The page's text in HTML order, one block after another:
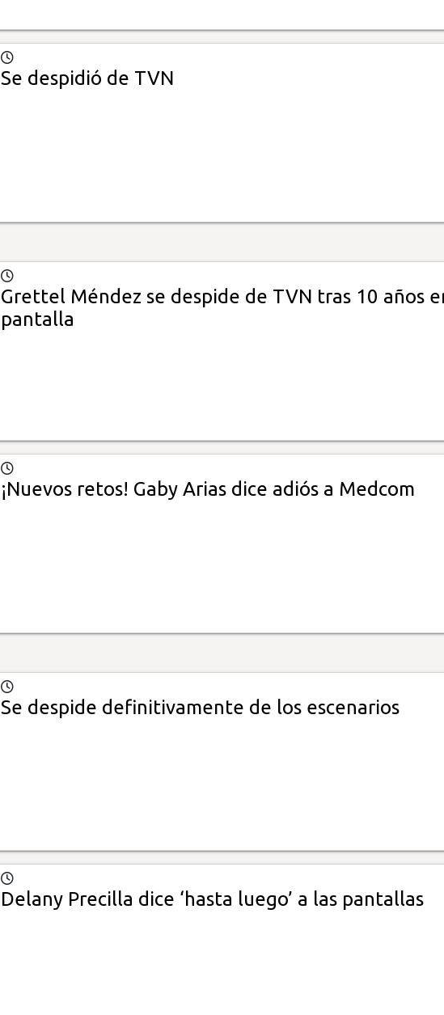
Se despidió de TVN
Grettel Méndez se despide de TVN tras 10 años
pantalla
¡Nuevos retos! Gaby Arias dice adiós a Medcom
Se despide definitivamente de los escenarios
Delany Precilla dice ‘hasta luego’ a las pantallas